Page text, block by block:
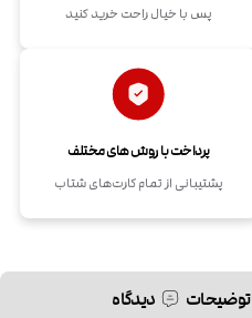
پس با خیال راحت خرید کنید
پرداخت با روش های مختلف
پشتیبانی از تمام کارت‌های شتاب
توضیحات دیدگاه